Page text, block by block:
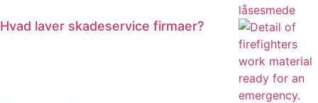
Hvad laver skadeservice firmaer?